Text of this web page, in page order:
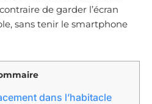
de garder l’écran
sans tenir le smartphone
dans l’habitacle